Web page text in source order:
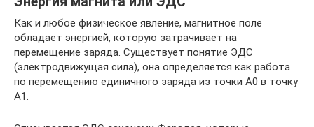
Как и любое физическое явление, магнитное поле
обладает энергией, которую затрачивает на
перемещение заряда. Существует понятие ЭДС
(электродвижущая сила), она определяется как работа
по перемещению единичного заряда из точки А0 в точку
А1.